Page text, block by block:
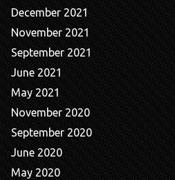
December 2021
November 2021
September 2021
June 2021
May 2021
November 2020
September 2020
June 2020
May 2020